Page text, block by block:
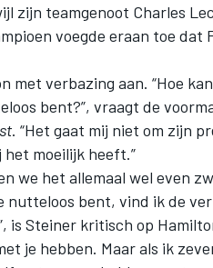
zijn teamgenoot Charles
voegde eraan toe dat
verbazing aan. “Hoe
bent?”, vraagt de
. “Het gaat mij niet om zijn
moeilijk heeft.”
we het allemaal wel even
nutteloos bent, vind ik de
is Steiner kritisch op
je hebben. Maar als ik